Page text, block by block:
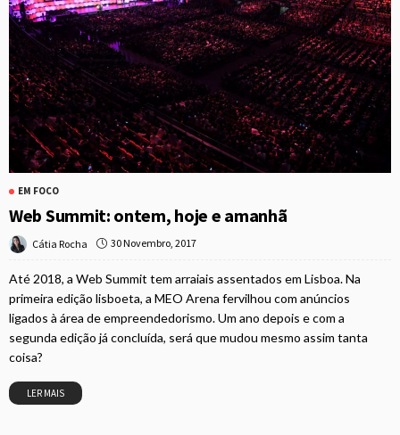
EM FOCO
Web Summit: ontem, hoje e amanhã
Cátia Rocha 30 Novembro, 2017
Até 2018, a Web Summit tem arraiais assentados em Lisboa. Na
primeira edição lisboeta, a MEO Arena fervilhou com anúncios
ligados à área de empreendedorismo. Um ano depois e com a
segunda edição já concluída, será que mudou mesmo assim tanta
coisa?
LER MAIS